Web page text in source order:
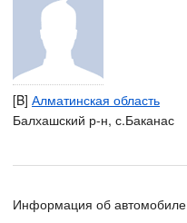
[B] Алматинская область
Балхашский р-н, с.Баканас
Информация об автомобиле